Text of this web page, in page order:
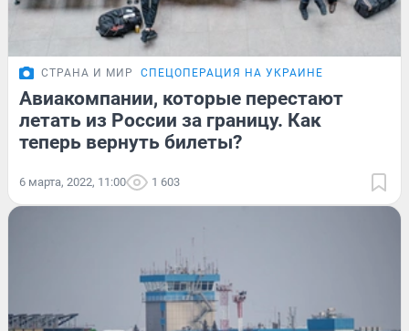
СТРАНА И МИР СПЕЦОПЕРАЦИЯ НА УКРАИНЕ
Авиакомпании, которые перестают
летать из России за границу. Как
теперь вернуть билеты?
6 марта, 2022, 11:00 1 603